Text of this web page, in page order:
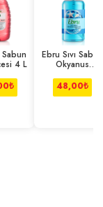
Sabun
4 L
₺
Ebru Sıvı Sabun
Okyanus
48,00₺